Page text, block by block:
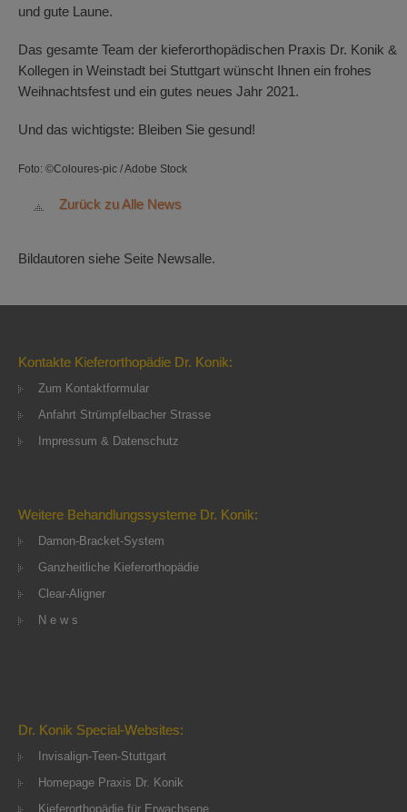
und gute Laune.
Das gesamte Team der kieferorthopädischen Praxis Dr. Konik &
Kollegen in Weinstadt bei Stuttgart wünscht Ihnen ein frohes
Weihnachtsfest und ein gutes neues Jahr 2021.
Und das wichtigste: Bleiben Sie gesund!
Foto: ©Coloures-pic / Adobe Stock
Zurück zu Alle News
Bildautoren siehe Seite Newsalle.
Kontakte Kieferorthopädie Dr. Konik:
Zum Kontaktformular
Anfahrt Strümpfelbacher Strasse
Impressum & Datenschutz
Weitere Behandlungssysteme Dr. Konik:
Damon-Bracket-System
Ganzheitliche Kieferorthopädie
Clear-Aligner
N e w s
Dr. Konik Special-Websites:
Invisalign-Teen-Stuttgart
Homepage Praxis Dr. Konik
Kieferorthopädie für Erwachsene